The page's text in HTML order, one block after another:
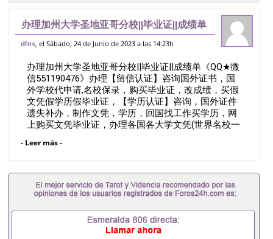
办理加州大学圣地亚哥分校||毕业证||成绩单
《QQ★微信551190476》办理【留信认
保录，购买毕业证，改成绩，买假
dfns , el Sábado, 24 de Junio de 2023 a las 14:23h
办理加州大学圣地亚哥分校||毕业证||成绩单《QQ★微
信551190476》办理【留信认证】咨询国外证书，国
外学校代申请,名校保录，购买毕业证，改成绩，买假
文凭假学历假毕业证，【学历认证】咨询，国外证件
遗失补办，制作文凭，学历，回国找工作买学历，网
上购买文凭毕业证，办理各国各大学文凭(世界名校一
招留学代理假文凭办理毕业证成绩单办理教育部认证
理留服认证办理学历认证办理学生卡办理录取通知书
办理学位证书办理美国文凭办理澳洲文凭办理英国文
凭办理加拿大文凭办理德国文凭 一、快速办理材料：
录取通知书，雅思。（全套留学回国必备证明材料，
给父母及亲朋好友一份完美交代）； 2、雅思、托
- Leer más -